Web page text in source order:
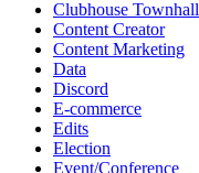
Clubhouse Townhall
Content Creator
Content Marketing
Data
Discord
E-commerce
Edits
Election
Event/Conference